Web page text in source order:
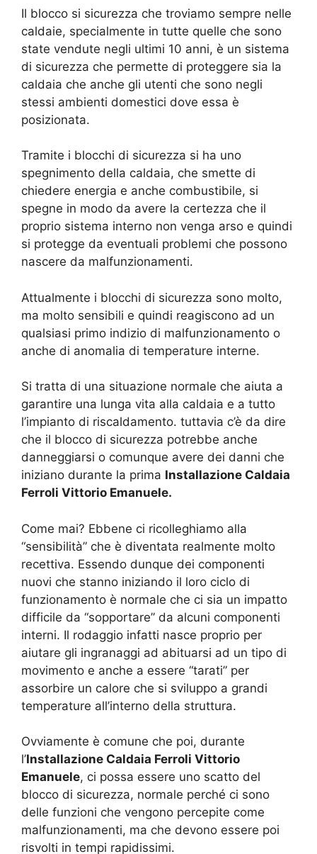
Il blocco si sicurezza che troviamo sempre nelle
caldaie, specialmente in tutte quelle che sono
state vendute negli ultimi 10 anni, è un sistema
di sicurezza che permette di proteggere sia la
caldaia che anche gli utenti che sono negli
stessi ambienti domestici dove essa è
posizionata.
Tramite i blocchi di sicurezza si ha uno
spegnimento della caldaia, che smette di
chiedere energia e anche combustibile, si
spegne in modo da avere la certezza che il
proprio sistema interno non venga arso e quindi
si protegge da eventuali problemi che possono
nascere da malfunzionamenti.
Attualmente i blocchi di sicurezza sono molto,
ma molto sensibili e quindi reagiscono ad un
qualsiasi primo indizio di malfunzionamento o
anche di anomalia di temperature interne.
Si tratta di una situazione normale che aiuta a
garantire una lunga vita alla caldaia e a tutto
l’impianto di riscaldamento. tuttavia c’è da dire
che il blocco di sicurezza potrebbe anche
danneggiarsi o comunque avere dei danni che
iniziano durante la prima Installazione Caldaia
Ferroli Vittorio Emanuele.
Come mai? Ebbene ci ricolleghiamo alla
“sensibilità” che è diventata realmente molto
recettiva. Essendo dunque dei componenti
nuovi che stanno iniziando il loro ciclo di
funzionamento è normale che ci sia un impatto
difficile da “sopportare” da alcuni componenti
interni. Il rodaggio infatti nasce proprio per
aiutare gli ingranaggi ad abituarsi ad un tipo di
movimento e anche a essere “tarati” per
assorbire un calore che si sviluppo a grandi
temperature all’interno della struttura.
Ovviamente è comune che poi, durante
l’Installazione Caldaia Ferroli Vittorio
Emanuele, ci possa essere uno scatto del
blocco di sicurezza, normale perché ci sono
delle funzioni che vengono percepite come
malfunzionamenti, ma che devono essere poi
risvolti in tempi rapidissimi.